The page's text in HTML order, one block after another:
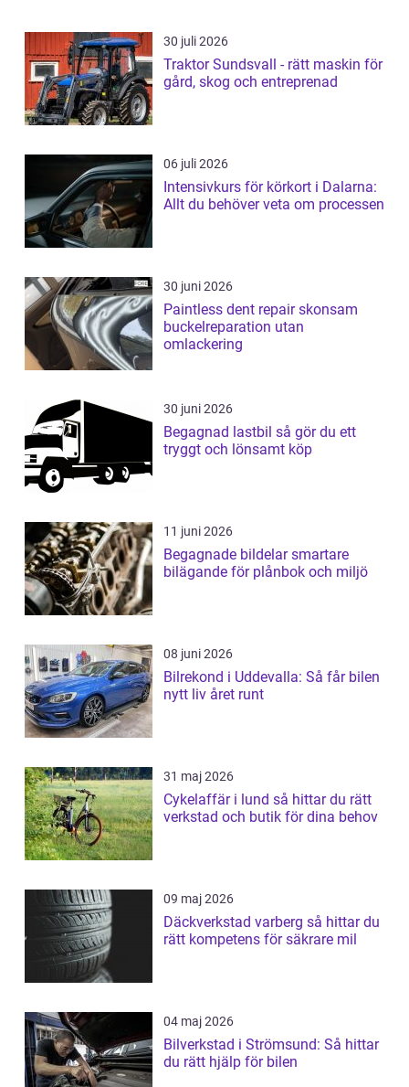
30 juli 2026
Traktor Sundsvall - rätt maskin för
gård, skog och entreprenad
06 juli 2026
Intensivkurs för körkort i Dalarna:
Allt du behöver veta om processen
30 juni 2026
Paintless dent repair skonsam
buckelreparation utan
omlackering
30 juni 2026
Begagnad lastbil så gör du ett
tryggt och lönsamt köp
11 juni 2026
Begagnade bildelar smartare
bilägande för plånbok och miljö
08 juni 2026
Bilrekond i Uddevalla: Så får bilen
nytt liv året runt
31 maj 2026
Cykelaffär i lund så hittar du rätt
verkstad och butik för dina behov
09 maj 2026
Däckverkstad varberg så hittar du
rätt kompetens för säkrare mil
04 maj 2026
Bilverkstad i Strömsund: Så hittar
du rätt hjälp för bilen